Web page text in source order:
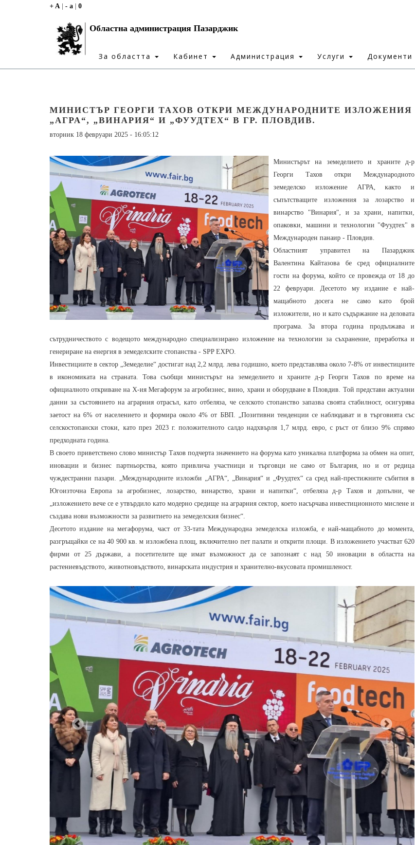
+ A - a 0
Областна администрация Пазарджик
За областта Кабинет Администрация Услуги Документи
МИНИСТЪР ГЕОРГИ ТАХОВ ОТКРИ МЕЖДУНАРОДНИТЕ ИЗЛОЖЕНИЯ
„АГРА“, „ВИНАРИЯ“ И „ФУУДТЕХ“ В ГР. ПЛОВДИВ.
вторник 18 февруари 2025 - 16:05:12
Министърът на земеделието и храните д-р
Георги Тахов откри Международното
земеделско изложение АГРА, както и
съпътстващите изложения за лозарство и
винарство "Винария", и за храни, напитки,
опаковки, машини и технологии "Фуудтех" в
Международен панаир - Пловдив.
Областният управител на Пазарджик
Валентина Кайтазова бе сред официалните
гости на форума, който се провежда от 18 до
22 февруари. Десетото му издание е най-
мащабното досега не само като брой
изложители, но и като съдържание на деловата
програма. За втора година продължава и
сътрудничеството с водещото международно специализирано изложение на технологии за съхранение, преработка и
генериране на енергия в земеделските стопанства - SPP EXPO.
Инвестициите в сектор „Земеделие“ достигат над 2,2 млрд. лева годишно, което представлява около 7-8% от инвестициите
в икономиката на страната. Това съобщи министърът на земеделието и храните д-р Георги Тахов по време на
официалното откриване на Х-ия Мегафорум за агробизнес, вино, храни и оборудване в Пловдив. Той представи актуални
данни за състоянието на аграрния отрасъл, като отбеляза, че селското стопанство запазва своята стабилност, осигурява
заетост на 6% от населението и формира около 4% от БВП. „Позитивни тенденции се наблюдават и в търговията със
селскостопански стоки, като през 2023 г. положителното салдо надхвърля 1,7 млрд. евро, с ръст от близо 9% спрямо
предходната година.
В своето приветствено слово министър Тахов подчерта значението на форума като уникална платформа за обмен на опит,
иновации и бизнес партньорства, която привлича участници и търговци не само от България, но и от редица
чуждестранни пазари. „Международните изложби „АГРА“, „Винария“ и „Фуудтех“ са сред най-престижните събития в
Югоизточна Европа за агробизнес, лозарство, винарство, храни и напитки“, отбеляза д-р Тахов и допълни, че
„изложението вече се е утвърдило като модерно средище на аграрния сектор, което насърчава инвестиционното мислене и
създава нови възможности за развитието на земеделския бизнес“.
Десетото издание на мегафорума, част от 33-тата Международна земеделска изложба, е най-мащабното до момента,
разгръщайки се на 40 900 кв. м изложбена площ, включително пет палати и открити площи. В изложението участват 620
фирми от 25 държави, а посетителите ще имат възможност да се запознаят с над 50 иновации в областта на
растениевъдството, животновъдството, винарската индустрия и хранително-вкусовата промишленост.